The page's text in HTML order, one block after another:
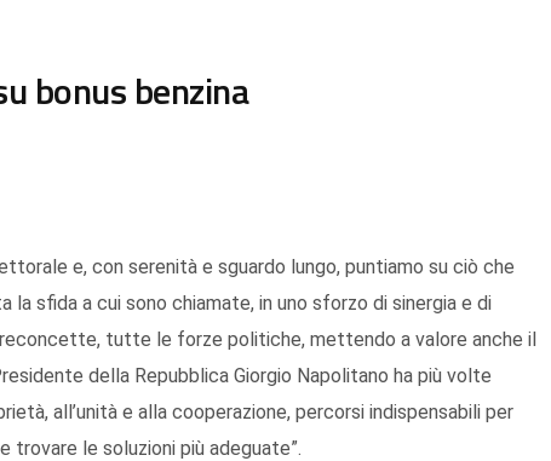
bonus benzina
e, con serenità e sguardo lungo, puntiamo su ciò che
la sfida a cui sono chiamate, in uno sforzo di sinergia e di
tutte le forze politiche, mettendo a valore anche il
della Repubblica Giorgio Napolitano ha più volte
all’unità e alla cooperazione, percorsi indispensabili per
trovare le soluzioni più adeguate”.